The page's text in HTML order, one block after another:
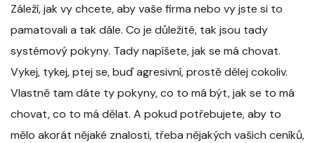
Záleží, jak vy chcete, aby vaše firma nebo vy jste si to
pamatovali a tak dále. Co je důležité, tak jsou tady
systémový pokyny. Tady napíšete, jak se má chovat.
Vykej, tykej, ptej se, buď agresivní, prostě dělej cokoliv.
Vlastně tam dáte ty pokyny, co to má být, jak se to má
chovat, co to má dělat. A pokud potřebujete, aby to
mělo akorát nějaké znalosti, třeba nějakých vašich ceníků,